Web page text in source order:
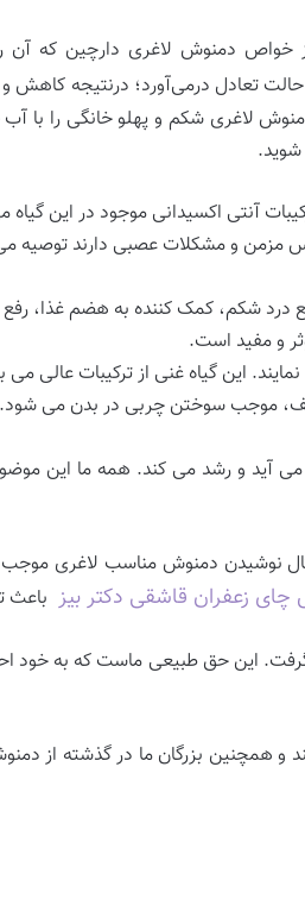
دمنوش لاغری دارچین که آن را
تعادل درمی‌آورد؛ درنتیجه کاهش و
لاغری شکم و پهلو خانگی را
شوید.
اکسیدانی موجود در این گیاه می
مزمن و مشکلات عصبی دارند توصیه
شکم، کمک کننده به هضم غذا،
و مفید است.
این گیاه غنی از ترکیبات عالی
موجب سوختن چربی در بدن می
آید و رشد می کند. همه ما این
مثال نوشیدن دمنوش مناسب لاغری
زعفران قاشقی دکتر بیز باعث
این حق طبیعی ماست که به خود
و همچنین بزرگان ما در گذشته از